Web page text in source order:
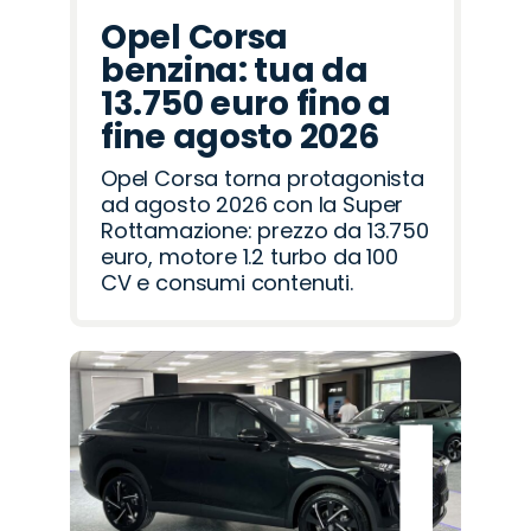
Opel Corsa
benzina: tua da
13.750 euro fino a
fine agosto 2026
Opel Corsa torna protagonista
ad agosto 2026 con la Super
Rottamazione: prezzo da 13.750
euro, motore 1.2 turbo da 100
CV e consumi contenuti.